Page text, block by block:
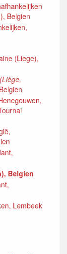
Belgien
(Liege),
(Liège,
Belgien
Lembeek